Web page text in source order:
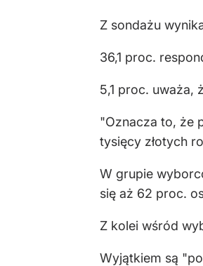
Z sondażu
36,1 proc.
5,1 proc. uważa,
"Oznacza to, że
tysięcy złotych
W grupie
się aż 62 proc.
Z kolei wśród
Wyjątkiem są